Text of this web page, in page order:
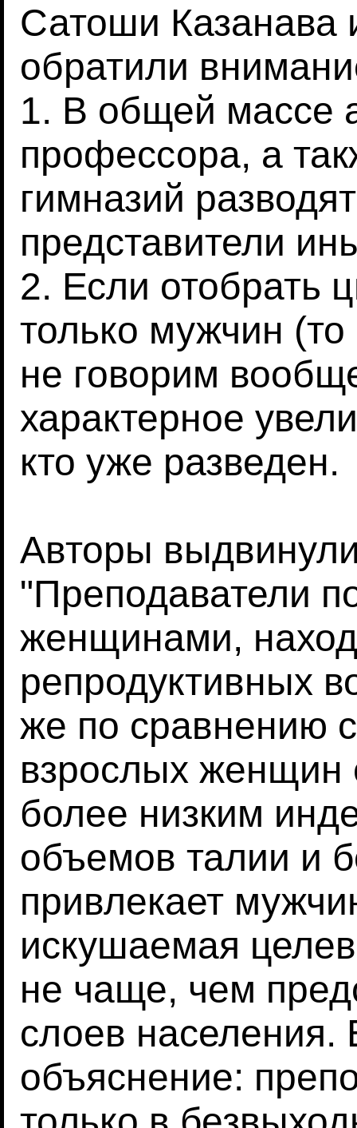
Сатоши Казанава
обратили
1. В общей массе
профессора, а
гимназий
представители
2. Если отобрать
только мужчин
не говорим
характерное
кто уже разведен.
Авторы
"Преподаватели
женщинами,
репродуктивных
же по сравнению
взрослых женщин
более низким
объемов талии и
привлекает
искушаемая
не чаще, чем
слоев населения.
объяснение: